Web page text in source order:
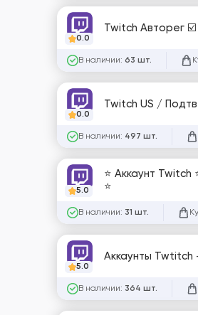
0.0
Twitch Авторег ☑️
В наличии: 63 шт.
0.0
В наличии: 497 шт.
5.0
⭐ Аккаунт
⭐
В наличии: 31 шт.
5.0
Аккаунты Twtitch
В наличии: 364 шт.